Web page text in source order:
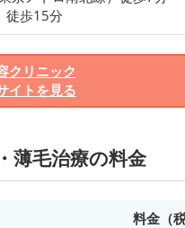
徒歩15分
クリニック
イトを見る
薄毛治療の料金
料金（税